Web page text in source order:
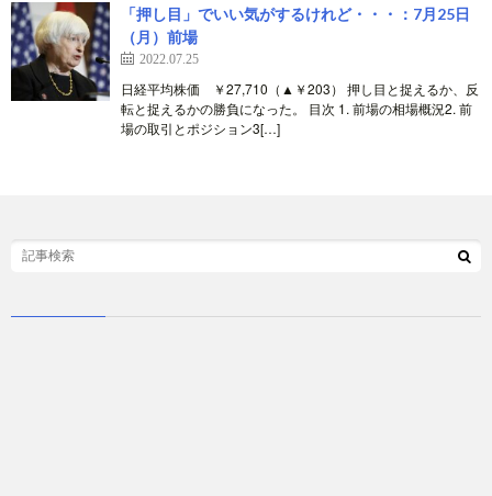
「押し目」でいい気がするけれど・・・：7月25日
（月）前場
2022.07.25
日経平均株価 ￥27,710（▲￥203） 押し目と捉えるか、反
転と捉えるかの勝負になった。 目次 1. 前場の相場概況2. 前
場の取引とポジション3[…]